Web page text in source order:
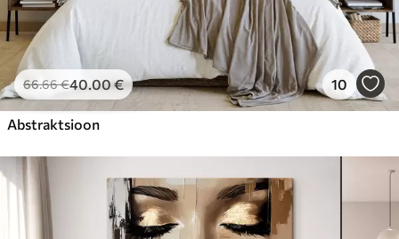
66.66€40.00€ 10
Abstraktsioon